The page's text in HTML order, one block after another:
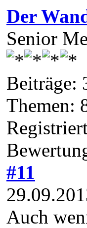
Der
Senior
Beiträge:
Themen:
#11
Auch